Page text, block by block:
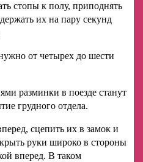
стопы к полу, приподнять
их на пару секунд
от четырех до шести
разминки в поезде станут
грудного отдела.
сцепить их в замок и
руки широко в стороны
вперед. В таком